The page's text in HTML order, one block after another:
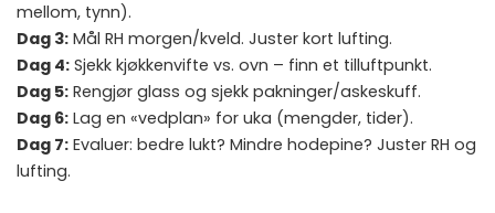
mellom, tynn).
Dag 3: Mål RH morgen/kveld. Juster kort lufting.
Dag 4: Sjekk kjøkkenvifte vs. ovn – finn et tilluftpunkt.
Dag 5: Rengjør glass og sjekk pakninger/askeskuff.
Dag 6: Lag en «vedplan» for uka (mengder, tider).
Dag 7: Evaluer: bedre lukt? Mindre hodepine? Juster RH og
lufting.